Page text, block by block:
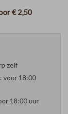
€ 2,50
zelf
voor 18:00
18:00 uur